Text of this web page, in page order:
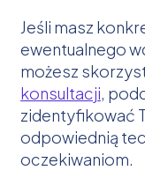
Jeśli masz
ewentualnego
możesz
konsultacji,
zidentyfikować
odpowiednią
oczekiwaniom.